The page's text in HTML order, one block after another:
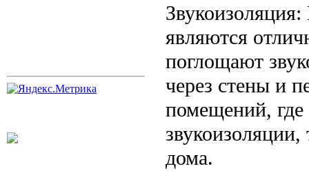
являются
поглощают
через стены и
помещений, где
дома.